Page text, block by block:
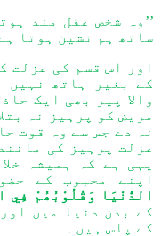
’’وہ شخص عقل مند
ساتھ ہم نشین ہوتا
اور اس قسم کی عزلت
کے بغیر ہاتھ نہیں
والا پیر بھی ایک
مریض کو پرہیز نہ
نہ دے جس سے وہ قوت
عزلت پرہیز کی
یہی ہے کہ ہمیشہ
اپنے محبوب کے
الدُّنْیَا وَ قُلُوْبُھُمْ فِي
کے بدن دنیا میں
کے پاس ہیں۔